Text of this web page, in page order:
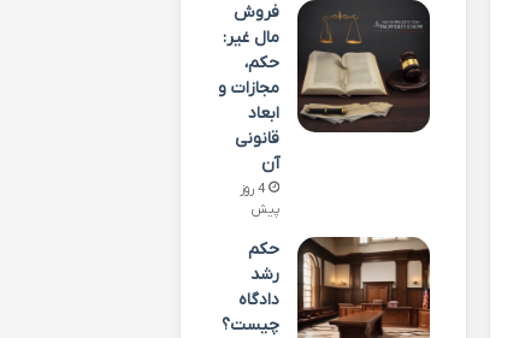
فروش
مال غیر:
حکم،
مجازات و
ابعاد
قانونی
آن
4 روز
پیش
حکم
رشد
دادگاه
چیست؟